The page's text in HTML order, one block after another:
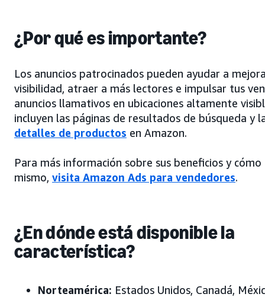
¿Por qué es importante?
Los anuncios patrocinados pueden ayudar a
visibilidad, atraer a más lectores e impulsar tus
anuncios llamativos en ubicaciones altamente
incluyen las páginas de resultados de búsqueda y
detalles de productos en Amazon.
Para más información sobre sus beneficios y
mismo, visita Amazon Ads para vendedores.
¿En dónde está disponible la
característica?
Norteamérica: Estados Unidos, Canadá,